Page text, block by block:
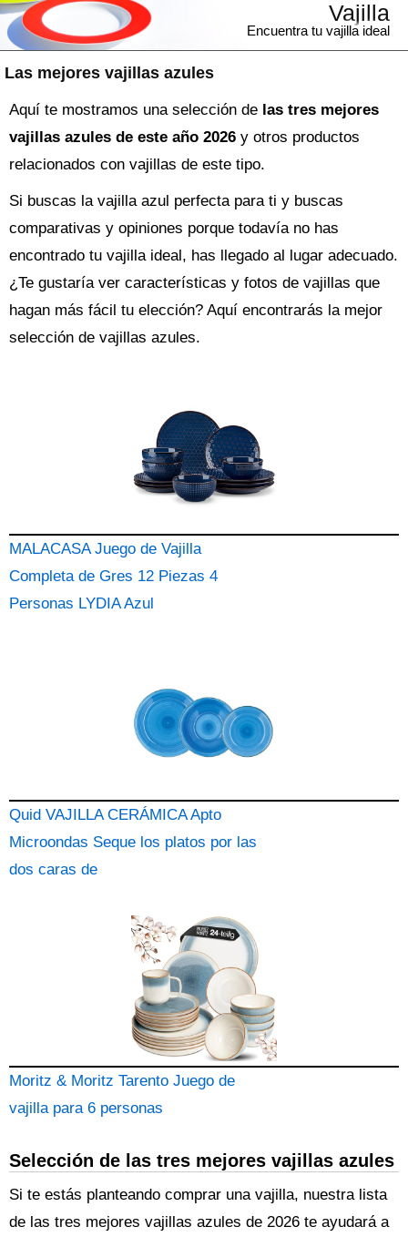
Las mejores vajillas azules
Vajilla
Encuentra tu vajilla ideal
Aquí te mostramos una selección de las tres mejores
vajillas azules de este año 2026 y otros productos
relacionados con vajillas de este tipo.
Si buscas la vajillaazul perfecta para ti y buscas
comparativas y opiniones porque todavía no has
encontrado tu vajilla ideal, has llegado al lugar adecuado.
¿Te gustaría ver características y fotos de vajillas que
hagan más fácil tu elección? Aquí encontrarás la mejor
selección de vajillas azules.
MALACASA Juego de Vajilla
Completa de Gres 12 Piezas 4
Personas LYDIA Azul
Quid VAJILLA CERÁMICA Apto
Microondas Seque los platos por las
dos caras de
Moritz & Moritz Tarento Juego de
vajilla para 6 personas
Selección de las tres mejores vajillas azules
Si te estás planteando comprar una vajilla, nuestra lista
de las tres mejores vajillas azules de 2026 te ayudará a